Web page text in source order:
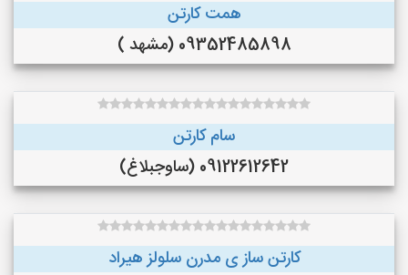
همت کارتن
09352485898 (مشهد )
سام کارتن
09122612642 (ساوجبلاغ)
کارتن ساز ی مدرن سلولز هیراد